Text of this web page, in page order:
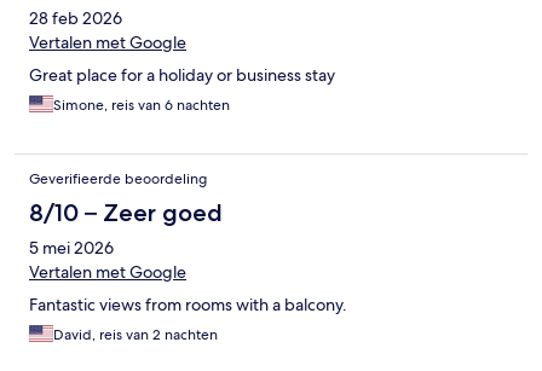
28 feb 2026
Vertalen met Google
Great place for a holiday or business stay
Simone, reis van 6 nachten
Geverifieerde beoordeling
8/10 – Zeer goed
5 mei 2026
Vertalen met Google
Fantastic views from rooms with a balcony.
David, reis van 2 nachten